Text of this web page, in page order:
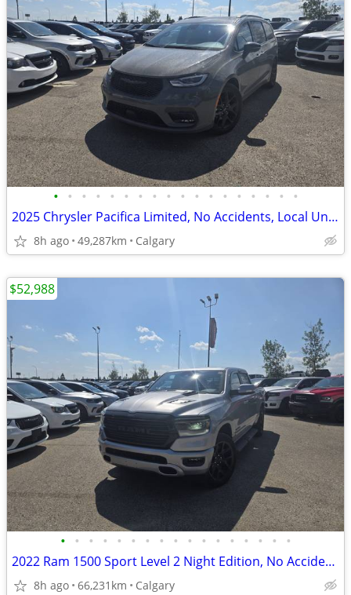
• • • • • • • • • • • • • • • • • •
2025 Chrysler Pacifica Limited, No Accidents, Local Unit #11166
8h ago 49,287km Calgary
• • • • • • • • • • • • • • • • •
2022 Ram 1500 Sport Level 2 Night Edition, No Accidents, Low KM #11165
8h ago 66,231km Calgary
$52,988